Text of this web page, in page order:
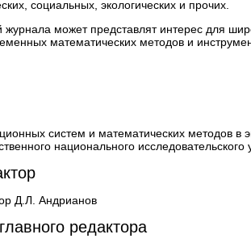
социальных, экологических и прочих.
может представлят интерес для
математических методов и
систем и математических методов в
национального исследовательского
Д.Л. Андрианов
редактора